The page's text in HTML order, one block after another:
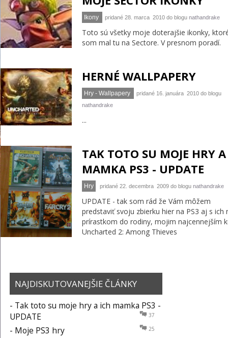
Ikony pridané 28. marca 2010 do blogunathandrake
Toto sú všetky moje doterajšie ikonky,
som mal tu na Sectore. V presnom poradí.
HERNÉ WALLPAPERY
Hry - Wallpapery
pridané 16. januára 2010 do blogu
nathandrake
...
TAK TOTO SU MOJE HRY
MAMKA PS3 - UPDATE
Hry pridané 22. decembra 2009 do blogunathandrake
UPDATE - tak som rád že Vám môžem
predstaviť svoju zbierku hier na PS3 aj s ich
prírastkom do rodiny, mojim najcennejším
Uncharted 2: Among Thieves
NAJDISKUTOVANEJŠIE ČLÁNKY
- Tak toto su moje hry a ich mamka PS3 -
UPDATE
37
- Moje PS3 hry 25